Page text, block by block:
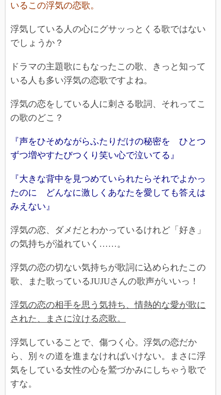
いるこの浮気の恋歌。
浮気している人の心にグサッっとくる歌ではない
でしょうか？
ドラマの主題歌にもなったこの歌、きっと知って
いる人も多い浮気の恋歌ですよね。
浮気の恋をしている人に刺さる歌詞、それってこ
の歌のどこ？
『声をひそめながらふたりだけの秘密を ひとつ
ずつ増やすたびつくり笑い心で泣いてる』
『大きな背中を見つめていられたらそれでよかっ
たのに どんなに激しくあなたを愛しても答えは
みえない』
浮気の恋、ダメだとわかっているけれど「好き」
の気持ちが溢れていく……。
浮気の恋の切ない気持ちが歌詞に込められたこの
歌、また歌っているJUJUさんの歌声がいいっ！
浮気の恋の相手を思う気持ち、情熱的な愛が歌に
された、まさに泣ける恋歌。
浮気していることで、傷つく心。浮気の恋だか
ら、別々の道を進まなければいけない。まさに浮
気をしている女性の心を鷲づかみにしちゃう歌で
すな。